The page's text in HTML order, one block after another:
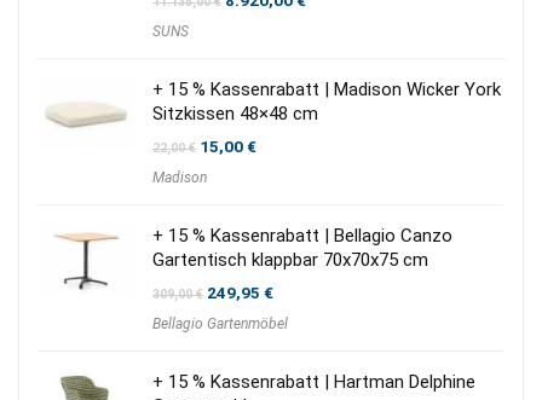
SUNS
+ 15 % Kassenrabatt | Madison Wicker York
Sitzkissen 48×48 cm
22,00€ Ursprünglicher
war:
15,00€Aktueller
Madison
+ 15 % Kassenrabatt | Bellagio Canzo
Gartentisch klappbar 70x70x75 cm
309,00€ Ursprünglicher
war:
249,95 €Aktueller
ist:
Bellagio Gartenmöbel
+ 15 % Kassenrabatt | Hartman Delphine